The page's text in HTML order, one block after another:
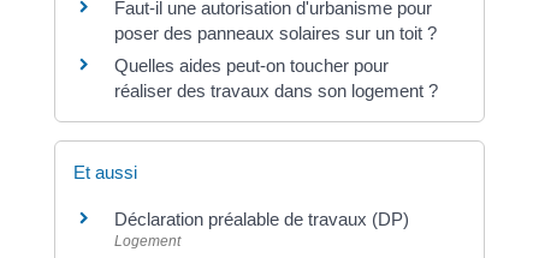
Faut-il une autorisation d'urbanisme pour
poser des panneaux solaires sur un toit ?
Quelles aides peut-on toucher pour
réaliser des travaux dans son logement ?
Et aussi
Déclaration préalable de travaux (DP)
Logement